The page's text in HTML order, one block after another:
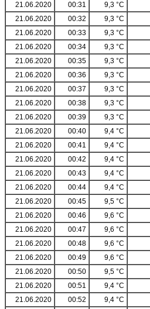
21.06.2020
00:31 9,3 °C
21.06.2020
00:32 9,3 °C
21.06.2020
00:33 9,3 °C
21.06.2020
00:34 9,3 °C
21.06.2020
00:35 9,3 °C
21.06.2020
00:36 9,3 °C
21.06.2020
00:37 9,3 °C
21.06.2020
00:38 9,3 °C
21.06.2020
00:39 9,3 °C
21.06.2020
00:40 9,4 °C
21.06.2020
00:41 9,4 °C
21.06.2020
00:42 9,4 °C
21.06.2020
00:43 9,4 °C
21.06.2020
00:44 9,4 °C
21.06.2020
00:45 9,5 °C
21.06.2020
00:46 9,6 °C
21.06.2020
00:47 9,6 °C
21.06.2020
00:48 9,6 °C
21.06.2020
00:49 9,6 °C
21.06.2020
00:50 9,5 °C
21.06.2020
00:51 9,4 °C
21.06.2020
00:52 9,4 °C